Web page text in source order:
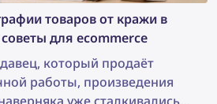
товаров от кражи в
для ecommerce
который продаёт
работы, произведения
уже сталкивались с